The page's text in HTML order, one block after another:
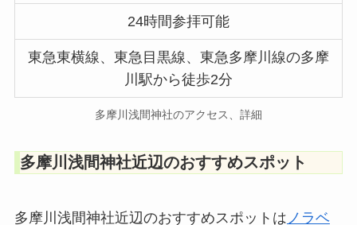
24時間参拝可能
東急東横線、東急目黒線、東急多摩川線の多摩
川駅から徒歩2分
多摩川浅間神社のアクセス、詳細
多摩川浅間神社近辺のおすすめスポット
多摩川浅間神社近辺のおすすめスポットは ノラベ